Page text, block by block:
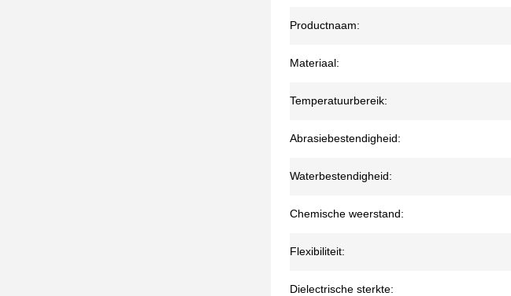
Productnaam:
Materiaal:
Temperatuurbereik:
Abrasiebestendigheid:
Waterbestendigheid:
Chemische weerstand:
Flexibiliteit:
Dielectrische sterkte: